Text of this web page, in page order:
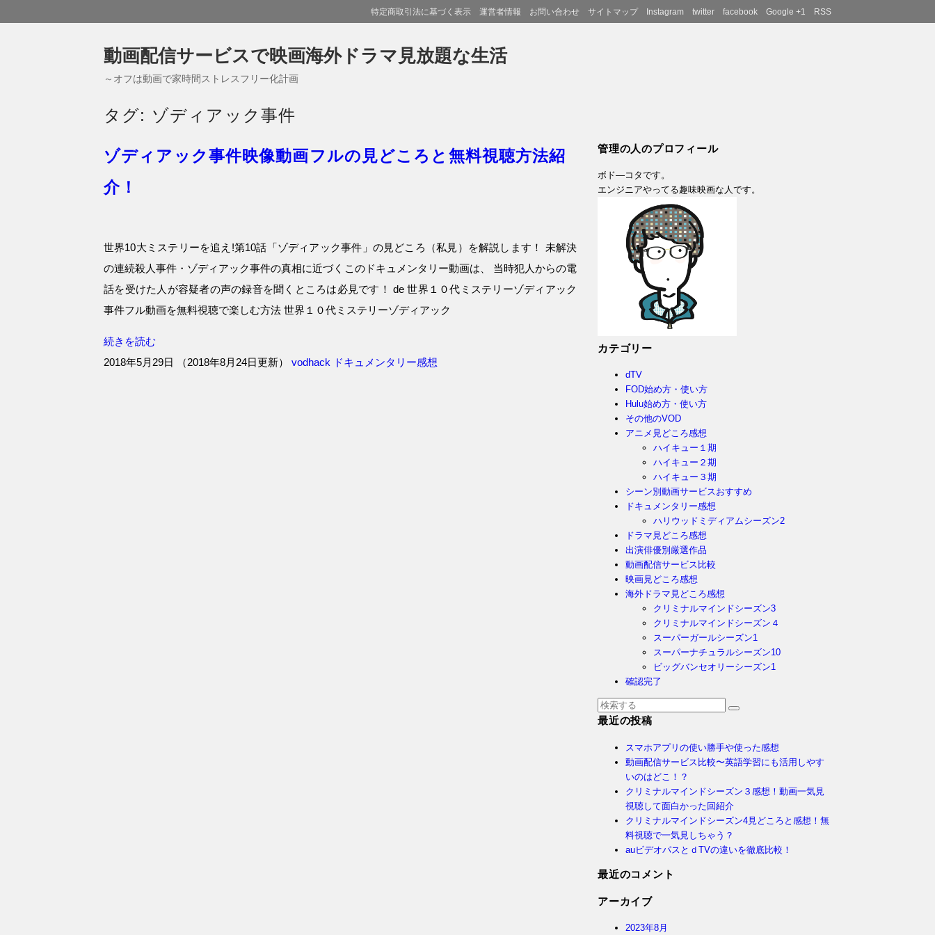
特定商取引法に基づく表示 運営者情報 お問い合わせ サイトマップ Instagram twitter facebook Google +1 RSS
動画配信サービスで映画海外ドラマ見放題な生活
～オフは動画で家時間ストレスフリー化計画
タグ: ゾディアック事件
ゾディアック事件映像動画フルの見どころと無料視聴方法紹
介！
世界10大ミステリーを追え!第10話「ゾディアック事件」の見どころ（私見）を解説します！ 未解決
の連続殺人事件・ゾディアック事件の真相に近づくこのドキュメンタリー動画は、 当時犯人からの電
話を受けた人が容疑者の声の録音を聞くところは必見です！ de 世界１０代ミステリーゾディアック
事件フル動画を無料視聴で楽しむ方法 世界１０代ミステリーゾディアック
続きを読む
2018年5月29日
（2018年8月24日更新） vodhack ドキュメンタリー感想
管理の人のプロフィール
ボド―コタです。
エンジニアやってる趣味映画な人です。
カテゴリー
dTV
FOD始め方・使い方
Hulu始め方・使い方
その他のVOD
アニメ見どころ感想
ハイキュー１期
ハイキュー２期
ハイキュー３期
シーン別動画サービスおすすめ
ドキュメンタリー感想
ハリウッドミディアムシーズン2
ドラマ見どころ感想
出演俳優別厳選作品
動画配信サービス比較
映画見どころ感想
海外ドラマ見どころ感想
クリミナルマインドシーズン3
クリミナルマインドシーズン４
スーパーガールシーズン1
スーパーナチュラルシーズン10
ビッグバンセオリーシーズン1
確認完了
最近の投稿
スマホアプリの使い勝手や使った感想
動画配信サービス比較〜英語学習にも活用しやす
いのはどこ！？
クリミナルマインドシーズン３感想！動画一気見
視聴して面白かった回紹介
クリミナルマインドシーズン4見どころと感想！無
料視聴で一気見しちゃう？
auビデオパスとｄTVの違いを徹底比較！
最近のコメント
アーカイブ
2023年8月